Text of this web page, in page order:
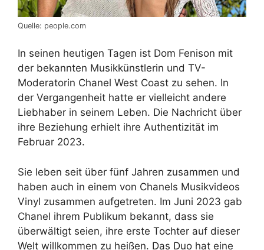
Quelle: people.com
In seinen heutigen Tagen ist Dom Fenison mit
der bekannten Musikkünstlerin und TV-
Moderatorin Chanel West Coast zu sehen. In
der Vergangenheit hatte er vielleicht andere
Liebhaber in seinem Leben. Die Nachricht über
ihre Beziehung erhielt ihre Authentizität im
Februar 2023.
Sie leben seit über fünf Jahren zusammen und
haben auch in einem von Chanels Musikvideos
Vinyl zusammen aufgetreten. Im Juni 2023 gab
Chanel ihrem Publikum bekannt, dass sie
überwältigt seien, ihre erste Tochter auf dieser
Welt willkommen zu heißen. Das Duo hat eine